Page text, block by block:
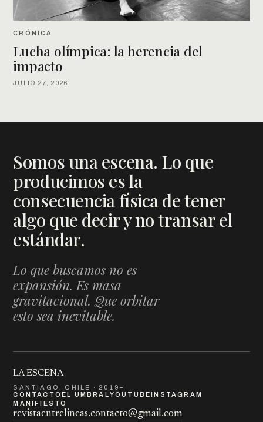
CRÓNICA
Lucha olímpica: la herencia del
impacto
JULIO 27, 2026
Somos una escena. Lo que
producimos es la
consecuencia física de tener
algo que decir y no transar el
estándar.
Lo que buscamos no es
expansión. Es masa
gravitacional. Que orbitar
esto sea inevitable.
LA ESCENA
SANTIAGO, CHILE · 2019–
CONTACTO EL UMBRALYOUTUBEINSTAGRAM
MANIFIESTO
revistaentrelineas.contacto@gmail.com